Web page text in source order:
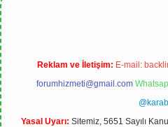
Reklam ve İletişim: E-mail:
forumhizmeti@gmail.com
Yasal Uyarı: Sitemiz, 5651 Sayılı